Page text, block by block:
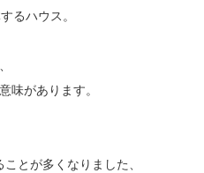
るハウス。
味があります。
とが多くなりました、